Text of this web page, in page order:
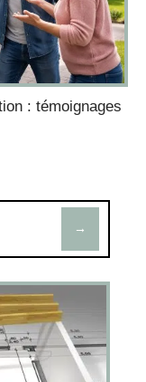
: témoignages